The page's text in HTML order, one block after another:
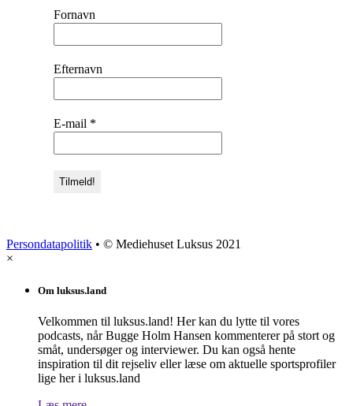
Fornavn
Efternavn
E-mail *
Persondatapolitik • © Mediehuset Luksus 2021
×
Om luksus.land
Velkommen til luksus.land! Her kan du lytte til vores
podcasts, når Bugge Holm Hansen kommenterer på stort og
småt, undersøger og interviewer. Du kan også hente
inspiration til dit rejseliv eller læse om aktuelle sportsprofiler
lige her i luksus.land